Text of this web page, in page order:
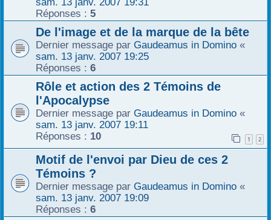
Réponses : 5
De l'image et de la marque de la bête
Dernier message par Gaudeamus in Domino «
sam. 13 janv. 2007 19:25
Réponses : 6
Rôle et action des 2 Témoins de
l'Apocalypse
Dernier message par Gaudeamus in Domino «
sam. 13 janv. 2007 19:11
Réponses : 10 1 2
Motif de l'envoi par Dieu de ces 2
Témoins ?
Dernier message par Gaudeamus in Domino «
sam. 13 janv. 2007 19:09
Réponses : 6